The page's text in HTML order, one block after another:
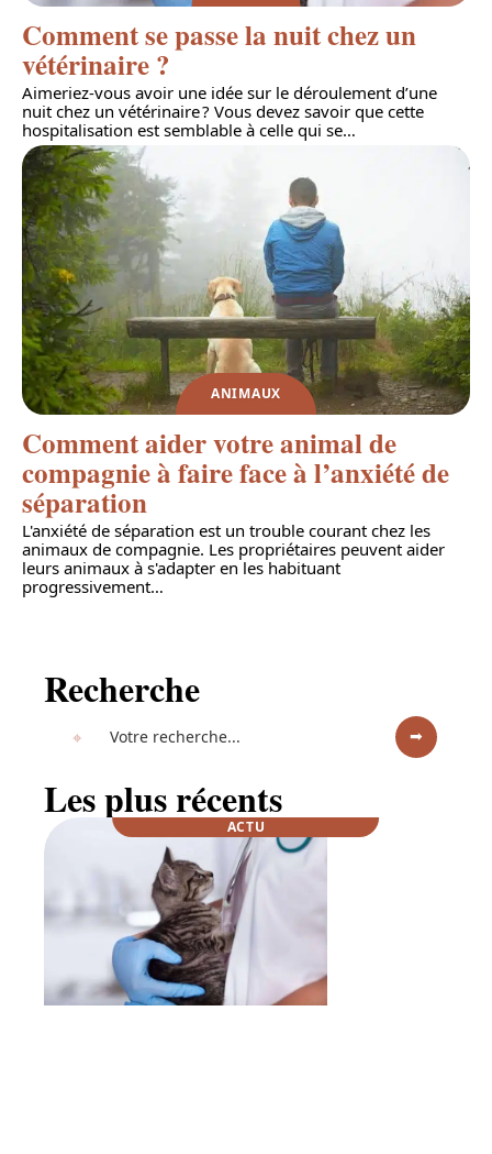
Comment se passe la nuit chez un
vétérinaire ?
Aimeriez-vous avoir une idée sur le déroulement d’une
nuit chez un vétérinaire ? Vous devez savoir que cette
hospitalisation est semblable à celle qui se…
ANIMAUX
Comment aider votre animal de
compagnie à faire face à l’anxiété de
séparation
L'anxiété de séparation est un trouble courant chez les
animaux de compagnie. Les propriétaires peuvent aider
leurs animaux à s'adapter en les habituant
progressivement…
Recherche
Les plus récents
ACTU